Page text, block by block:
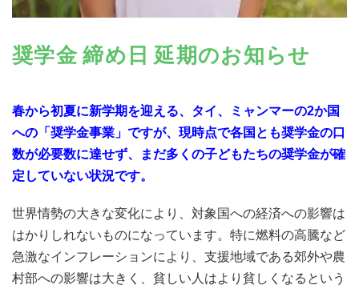
奨学金 締め日 延期のお知らせ
春から初夏に新学期を迎える、タイ、ミャンマーの2か国
への「奨学金事業」ですが、現時点で各国とも奨学金の口
数が必要数に達せず、まだ多くの子どもたちの奨学金が確
定していない状況です。
世界情勢の大きな変化により、対象国への経済への影響は
はかりしれないものになっています。特に燃料の高騰など
急激なインフレーションにより、支援地域である郊外や農
村部への影響は大きく、貧しい人はより貧しくなるという